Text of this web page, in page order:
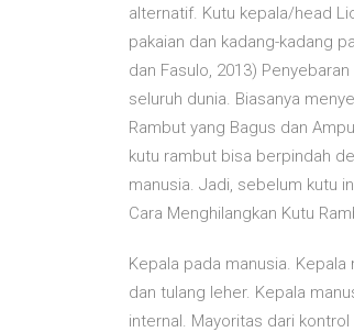
alternatif. Kutu kepala/head
pakaian dan kadang-kadang
dan Fasulo, 2013)
seluruh dunia. Biasanya
Rambut yang Bagus dan
kutu rambut bisa berpindah
manusia. Jadi, sebelum kutu
Cara Menghilangkan Kutu
Kepala pada manusia.
dan tulang leher. Kepala
internal. Mayoritas dari